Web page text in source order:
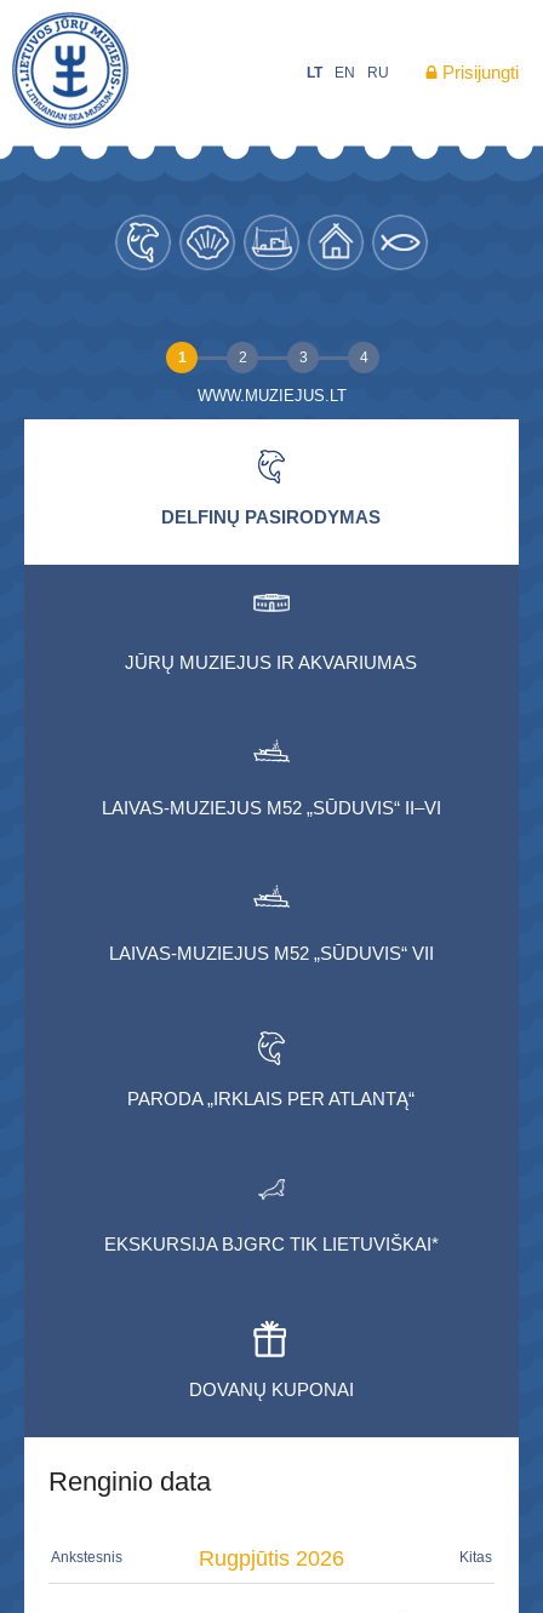
Prisijungti
RU
EN
LT
1 2 3 4
WWW.MUZIEJUS.LT
DELFINŲ PASIRODYMAS
JŪRŲ MUZIEJUS IR AKVARIUMAS
LAIVAS-MUZIEJUS M52 „SŪDUVIS“ II–VI
LAIVAS-MUZIEJUS M52 „SŪDUVIS“ VII
PARODA „IRKLAIS PER ATLANTĄ“
EKSKURSIJA BJGRC TIK LIETUVIŠKAI*
DOVANŲ KUPONAI
Renginio data
Ankstesnis Kitas
Rugpjūtis 2026